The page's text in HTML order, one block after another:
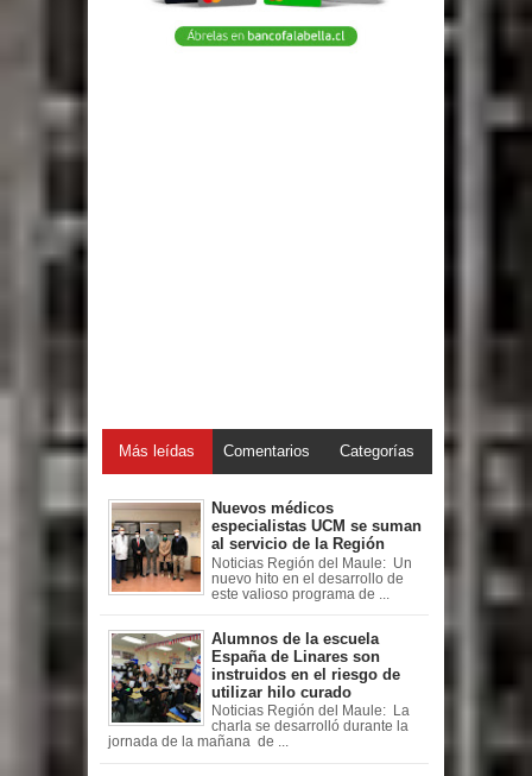
Más leídas Comentarios Categorías
Nuevos médicos
especialistas UCM se suman
al servicio de la Región
Noticias Región del Maule: Un
nuevo hito en el desarrollo de
este valioso programa de ...
Alumnos de la escuela
España de Linares son
instruidos en el riesgo de
utilizar hilo curado
Noticias Región del Maule: La
charla se desarrolló durante la
jornada de la mañana de ...